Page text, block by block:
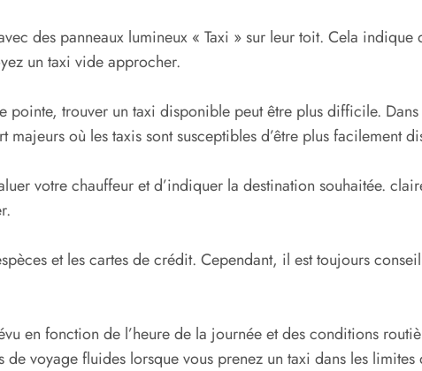
des panneaux lumineux « Taxi » sur leur toit. Cela indique
un taxi vide approcher.
trouver un taxi disponible peut être plus difficile.
où les taxis sont susceptibles d’être plus facilement
votre chauffeur et d’indiquer la destination souhaitée.
et les cartes de crédit. Cependant, il est toujours
en fonction de l’heure de la journée et des conditions
voyage fluides lorsque vous prenez un taxi dans les